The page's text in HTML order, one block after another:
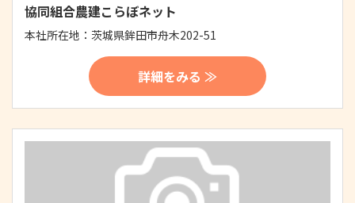
協同組合農建こらぼネット
本社所在地： 茨城県鉾田市舟木202-51
詳細をみる ≫